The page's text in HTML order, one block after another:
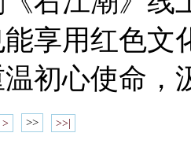
享用红色文
初心使命，
> >> >>|